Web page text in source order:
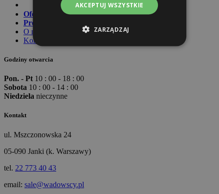
Oferta
Promocje
O nas
Kontakt
Godziny otwarcia
Pon. - Pt 10 : 00 - 18 : 00
Sobota 10 : 00 - 14 : 00
Niedziela nieczynne
Kontakt
ul. Mszczonowska 24
05-090 Janki (k. Warszawy)
tel. 22 773 40 43
email: sale@wadowscy.pl
AKCEPTUJ WSZYSTKIE
ZARZĄDZAJ